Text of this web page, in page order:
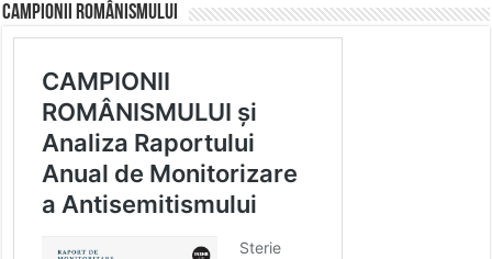
CAMPIONII ROMÂNISMULUI